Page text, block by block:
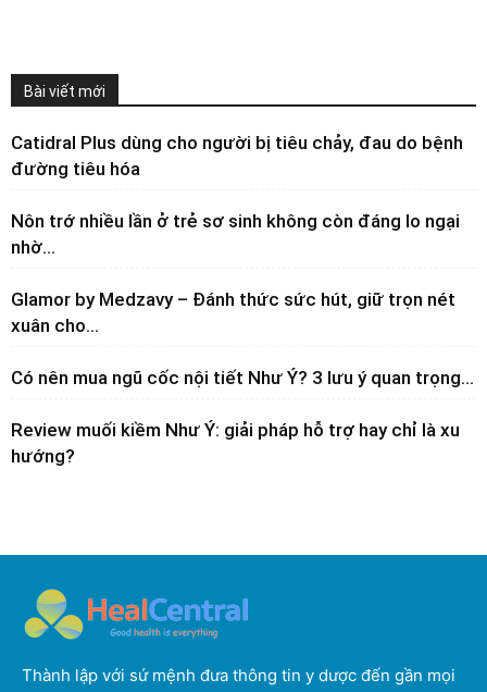
Bài viết mới
Catidral Plus dùng cho người bị tiêu chảy, đau do bệnh
đường tiêu hóa
Nôn trớ nhiều lần ở trẻ sơ sinh không còn đáng lo ngại
nhờ...
Glamor by Medzavy – Đánh thức sức hút, giữ trọn nét
xuân cho...
Có nên mua ngũ cốc nội tiết Như Ý? 3 lưu ý quan trọng...
Review muối kiềm Như Ý: giải pháp hỗ trợ hay chỉ là xu
hướng?
Thành lập với sứ mệnh đưa thông tin y dược đến gần mọi